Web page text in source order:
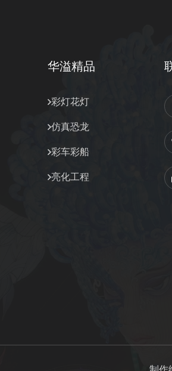
华溢精品
彩灯花灯
仿真恐龙
彩车彩船
亮化工程